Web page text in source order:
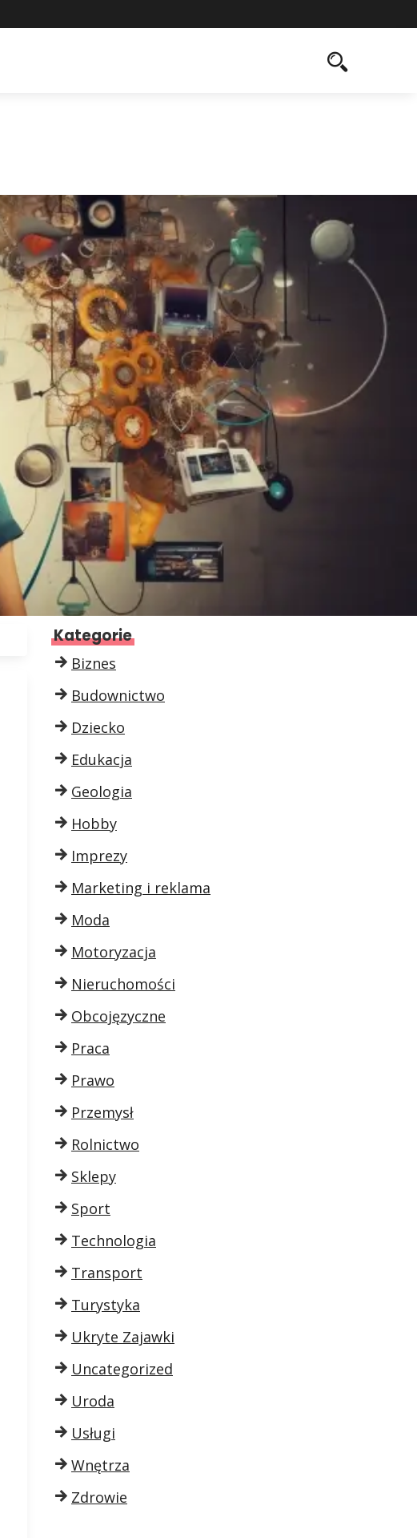
Kategorie
Biznes
Budownictwo
Dziecko
Edukacja
Geologia
Hobby
Imprezy
Marketing i reklama
Moda
Motoryzacja
Nieruchomości
Obcojęzyczne
Praca
Prawo
Przemysł
Rolnictwo
Sklepy
Sport
Technologia
Transport
Turystyka
Ukryte Zajawki
Uncategorized
Uroda
Usługi
Wnętrza
Zdrowie